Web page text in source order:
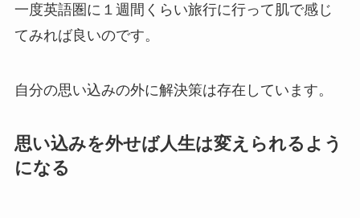
一度英語圏に１週間くらい旅行に行って肌で感じ
てみれば良いのです。
自分の思い込みの外に解決策は存在しています。
思い込みを外せば人生は変えられるよう
になる